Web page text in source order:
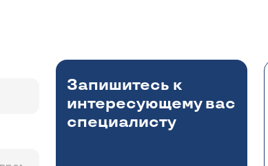
Запишитесь к
интересующему вас
специалисту